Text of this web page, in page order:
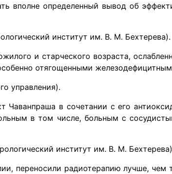
вполне определенный вывод об
институт им. В. М. Бехтерева).
и старческого возраста,
отягощенными
управления).
в сочетании с его
в том числе, больным с
институт им. В. М.
пере­носили радиотерапию лучше, чем